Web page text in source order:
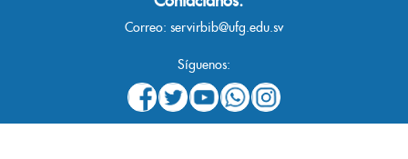
Correo: servirbib@ufg.edu.sv
Síguenos: